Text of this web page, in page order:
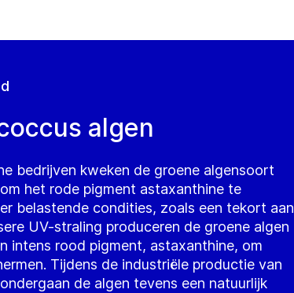
algen
bedrijven kweken de groene algensoort
het rode pigment astaxanthine te
belastende condities, zoals een tekort aan
UV-straling produceren de groene algen
intens rood pigment, astaxanthine, om
Tijdens de industriële productie van
de algen tevens een natuurlijk